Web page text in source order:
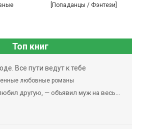
[Попаданцы / Фэнтези]
Топ книг
Все пути ведут к тебе
любовные романы
другую, — объявил муж на весь...